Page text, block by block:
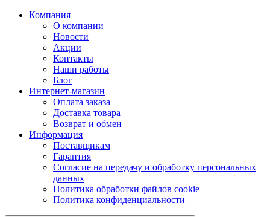
Компания
О компании
Новости
Акции
Контакты
Наши работы
Блог
Интернет-магазин
Оплата заказа
Доставка товара
Возврат и обмен
Информация
Поставщикам
Гарантия
Согласие на передачу и обработку персональных
данных
Политика обработки файлов cookie
Политика конфиденциальности